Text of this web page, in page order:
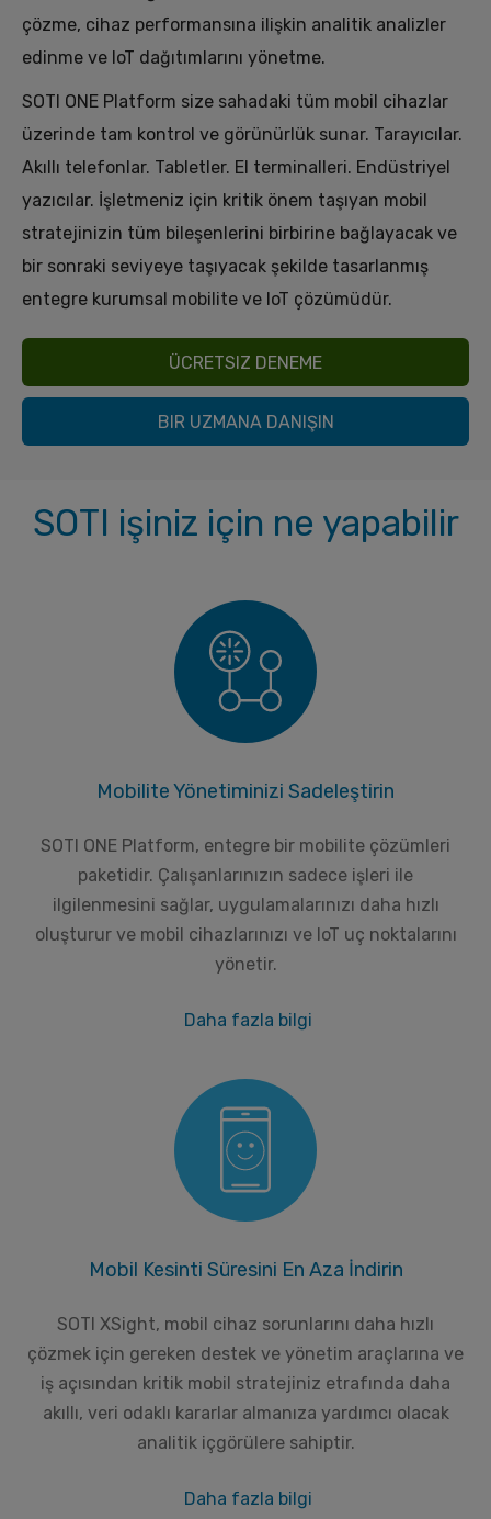
çözme, cihaz performansına ilişkin analitik analizler
edinme ve IoT dağıtımlarını yönetme.
SOTI ONE Platform size sahadaki tüm mobil cihazlar
üzerinde tam kontrol ve görünürlük sunar. Tarayıcılar.
Akıllı telefonlar. Tabletler. El terminalleri. Endüstriyel
yazıcılar. İşletmeniz için kritik önem taşıyan mobil
stratejinizin tüm bileşenlerini birbirine bağlayacak ve
bir sonraki seviyeye taşıyacak şekilde tasarlanmış
entegre kurumsal mobilite ve IoT çözümüdür.
ÜCRETSIZ DENEME
BIR UZMANA DANIŞIN
SOTI işiniz için ne yapabilir
Mobilite Yönetiminizi Sadeleştirin
SOTI ONE Platform, entegre bir mobilite çözümleri
paketidir. Çalışanlarınızın sadece işleri ile
ilgilenmesini sağlar, uygulamalarınızı daha hızlı
oluşturur ve mobil cihazlarınızı ve IoT uç noktalarını
yönetir.
Daha fazla bilgi
Mobil Kesinti Süresini En Aza İndirin
SOTI XSight, mobil cihaz sorunlarını daha hızlı
çözmek için gereken destek ve yönetim araçlarına ve
iş açısından kritik mobil stratejiniz etrafında daha
akıllı, veri odaklı kararlar almanıza yardımcı olacak
analitik içgörülere sahiptir.
Daha fazla bilgi